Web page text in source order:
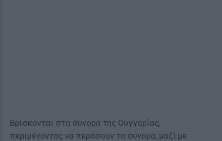
Βρίσκονται στα σύνορα της Ουγγαρίας,
περιμένοντας να περάσουν τα σύνορα, μαζί με